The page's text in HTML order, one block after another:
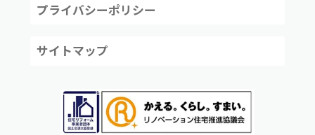
プライバシーポリシー
サイトマップ